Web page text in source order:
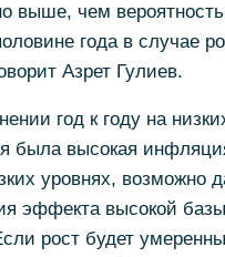
выше, чем
года в
Азрет Гулиев.
год к году на
была высокая
уровнях,
эффекта высокой
рост будет